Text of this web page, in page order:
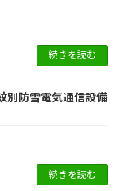
続きを読む
別防雪電気通信設備
続きを読む